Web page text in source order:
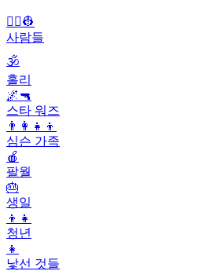
👨‍✈️👷
사람들
🕉
홀리
🌌🔫
스타 워즈
👨‍👩‍👧‍👦
심슨 가족
🍎
팔월
🎂
생일
👦👧
청년
👧
낯선 것들